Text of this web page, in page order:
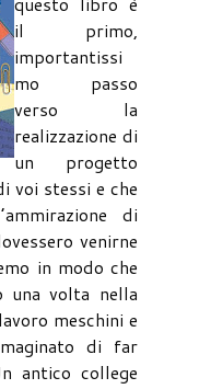
il primo,
importantissi
mo passo
verso la
realizzazione di
un progetto
voi stessi e che
di
venirne
in modo che
una volta nella
meschini e
di far
antico college